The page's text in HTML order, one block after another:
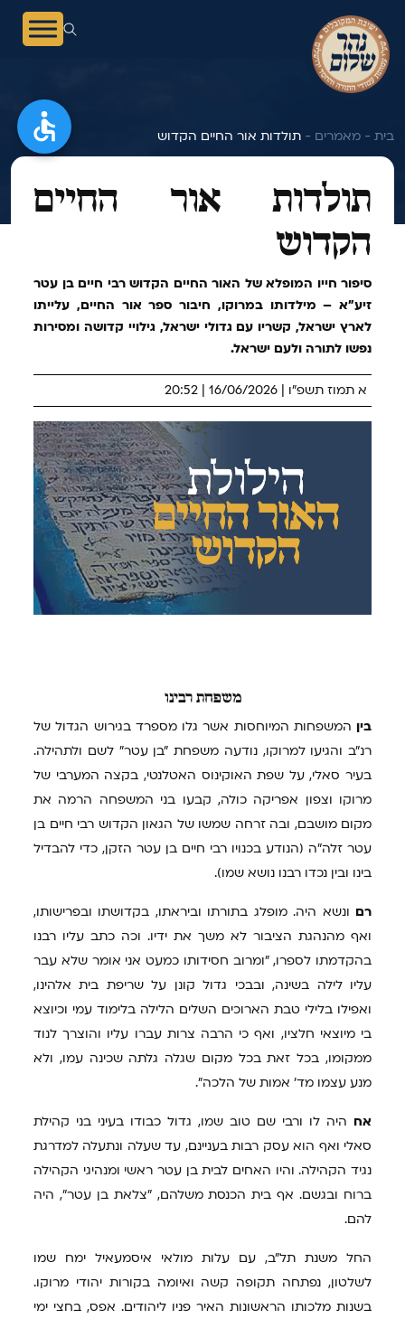
בית - מאמרים - תולדות אור החיים הקדוש
תולדות אור החיים
הקדוש
סיפור חייו המופלא של האור החיים הקדוש רבי חיים בן עטר
זיע״א – מילדותו במרוקו, חיבור ספר אור החיים, עלייתו
לארץ ישראל, קשריו עם גדולי ישראל, גילויי קדושה ומסירות
נפשו לתורה ולעם ישראל.
א תמוז תשפ"ו | 16/06/2026 | 20:52
משפחת רבינו
בין המשפחות המיוחסות אשר גלו מספרד בגירוש הגדול של
רנ"ב והגיעו למרוקו, נודעה משפחת "בן עטר" לשם ולתהילה.
בעיר סאלי, על שפת האוקינוס האטלנטי, בקצה המערבי של
מרוקו וצפון אפריקה כולה, קבעו בני המשפחה הרמה את
מקום מושבם, ובה זרחה שמשו של הגאון הקדוש רבי חיים בן
עטר זלה"ה (הנודע בכנויו רבי חיים בן עטר הזקן, כדי להבדיל
בינו ובין נכדו רבנו נושא שמו).
רם ונשא היה. מופלג בתורתו וביראתו, בקדושתו ובפרישותו,
ואף מהנהגת הציבור לא משך את ידיו. וכה כתב עליו רבנו
בהקדמתו לספרו, "ומרוב חסידותו כמעט אני אומר שלא עבר
עליו לילה בשינה, ובבכי גדול קונן על שריפת בית אלהינו,
ואפילו בלילי טבת הארוכים השלים הלילה בלימוד עמי וכיוצא
בי מיוצאי חלציו, ואף כי הרבה צרות עברו עליו והוצרך לנוד
ממקומו, בכל זאת בכל מקום שגלה גלתה שכינה עמו, ולא
מנע עצמו מד' אמות של הלכה".
אח היה לו ורבי שם טוב שמו, גדול כבודו בעיני בני קהילת
סאלי ואף הוא עסק רבות בעניינם, עד שעלה ונתעלה למדרגת
נגיד הקהילה. והיו האחים לבית בן עטר ראשי ומנהיגי הקהילה
ברוח ובגשם. אף בית הכנסת משלהם, "צלאת בן עטר", היה
להם.
החל משנת תל"ב, עם עלות מולאי איסמעאיל ימח שמו
לשלטון, נפתחה תקופה קשה ואיומה בקורות יהודי מרוקו.
בשנות מלכותו הראשונות האיר פניו ליהודים. אפס, בחצי ימי